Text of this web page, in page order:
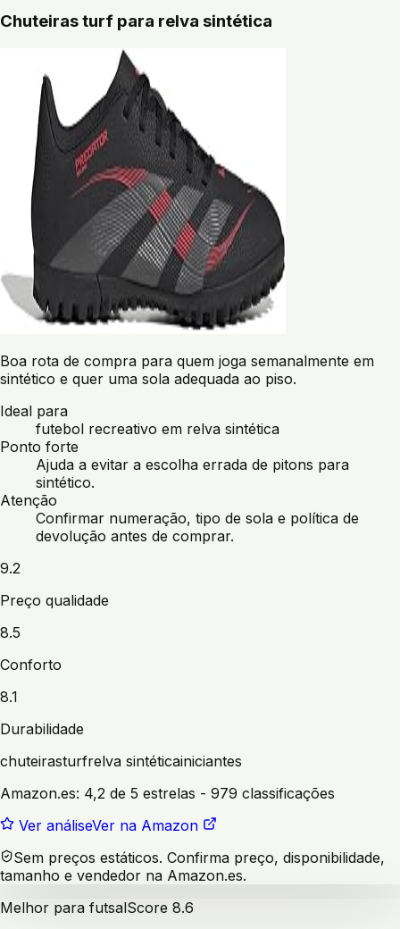
Chuteiras turf para relva sintética
Boa rota de compra para quem joga semanalmente em
sintético e quer uma sola adequada ao piso.
Ideal para
futebol recreativo em relva sintética
Ponto forte
Ajuda a evitar a escolha errada de pitons para
sintético.
Atenção
Confirmar numeração, tipo de sola e política de
devolução antes de comprar.
9.2
Preço qualidade
8.5
Conforto
8.1
Durabilidade
chuteirasturfrelva sintéticainiciantes
Amazon.es: 4,2 de 5 estrelas - 979 classificações
Ver análiseVer na Amazon
Sem preços estáticos. Confirma preço, disponibilidade,
tamanho e vendedor na Amazon.es.
Melhor para futsalScore 8.6